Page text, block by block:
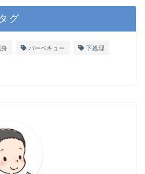
タグ
身 バーベキュー 下処理